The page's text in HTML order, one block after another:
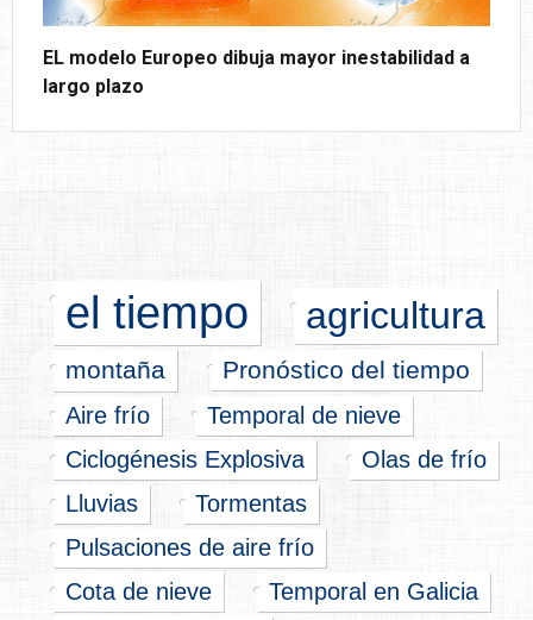
EL modelo Europeo dibuja mayor inestabilidad a
largo plazo
el tiempo agricultura
montaña Pronóstico del tiempo
Aire frío
Temporal de nieve
Ciclogénesis Explosiva
Olas de frío
Lluvias
Tormentas
Pulsaciones de aire frío
Cota de nieve
Temporal en Galicia